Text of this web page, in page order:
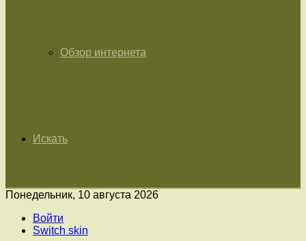
Обзор интернета
Искать
Понедельник, 10 августа 2026
Войти
Switch skin